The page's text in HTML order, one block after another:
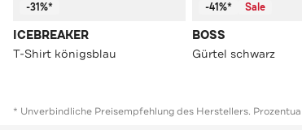
-31%*
ICEBREAKER
T-Shirt königsblau
-41%* Sale
BOSS
Gürtel schwarz
* Unverbindliche Preisempfehlung des Herstellers.